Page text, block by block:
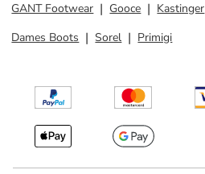
GANT Footwear
Gooce Kastinger
Dames Boots
Sorel Primigi